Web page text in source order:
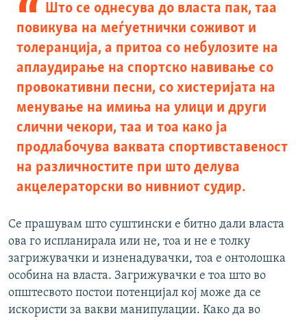
Што се однесува до власта пак, таа
повикува на меѓуетнички соживот и
толеранција, а притоа со небулозите на
аплаудирање на спортско навивање со
провокативни песни, со хистеријата на
менување на имиња на улици и други
слични чекори, таа и тоа како ја
продлабочува ваквата спортивставеност
на различностите при што делува
акцелераторски во нивниот судир.
Се прашувам што суштински е битно дали власта
ова го испланирала или не, тоа и не е толку
загрижувачки и изненадувачки, тоа е онтолошка
особина на власта. Загрижувачки е тоа што во
општесвото постои потенцијал кој може да се
искористи за вакви манипулации. Како да во